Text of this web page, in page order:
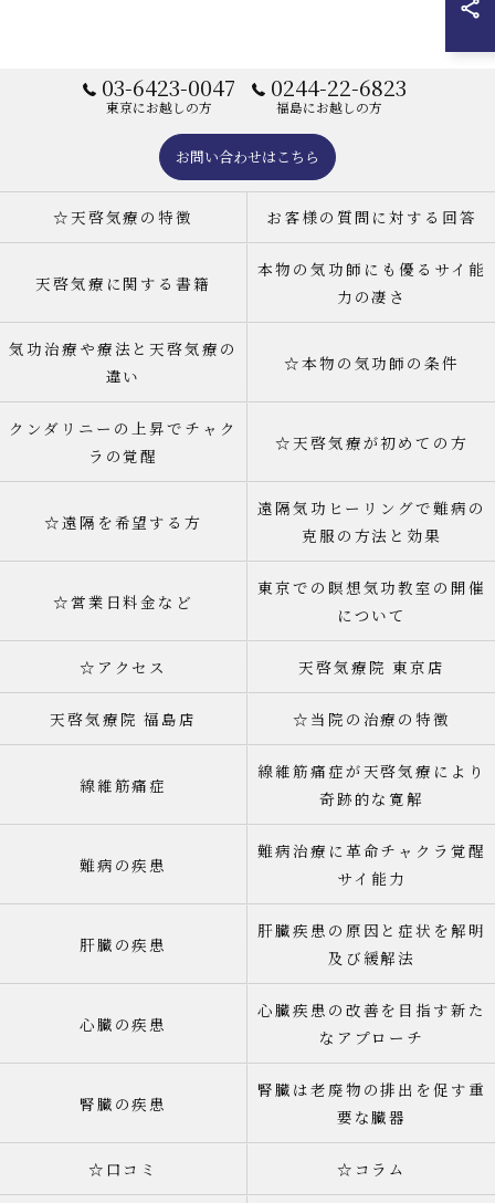
03-6423-0047
東京にお越しの方
0244-22-6823
福島にお越しの方
お問い合わせはこちら
☆天啓気療の特徴 お客様の質問に対する回答
天啓気療に関する書籍
本物の気功師にも優るサイ能
力の凄さ
気功治療や療法と天啓気療の
違い
☆本物の気功師の条件
クンダリニーの上昇でチャク
ラの覚醒
☆天啓気療が初めての方
☆遠隔を希望する方
遠隔気功ヒーリングで難病の
克服の方法と効果
☆営業日料金など
東京での瞑想気功教室の開催
について
☆アクセス 天啓気療院 東京店
天啓気療院 福島店 ☆当院の治療の特徴
線維筋痛症
線維筋痛症が天啓気療により
奇跡的な寛解
難病の疾患
難病治療に革命チャクラ覚醒
サイ能力
肝臓の疾患
肝臓疾患の原因と症状を解明
及び緩解法
心臓の疾患
心臓疾患の改善を目指す新た
なアプローチ
腎臓の疾患
腎臓は老廃物の排出を促す重
要な臓器
☆口コミ ☆コラム